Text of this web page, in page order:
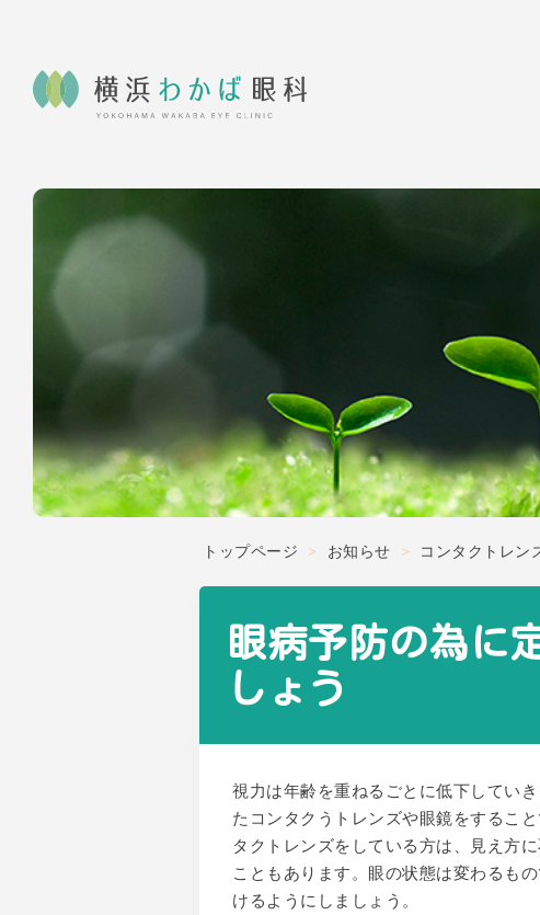
トップページ > お知らせ > コンタクトレ
眼病予防の為に
しょう
視力は年齢を重ねるごとに低下してい
たコンタクうトレンズや眼鏡をするこ
タクトレンズをしている方は、見え方
こともあります。眼の状態は変わるも
けるようにしましょう。